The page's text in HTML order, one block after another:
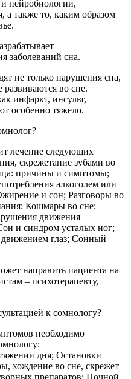
нейробиологии,
также то, каким образом
заболеваний сна.
не только нарушения сна,
развиваются во сне.
инфаркт, инсульт,
особенно тяжело.
лечение следующих
скрежетание зубами во
причины и симптомы;
алкоголем или
и сон; Разговоры во
Кошмары во сне;
движения
и синдром усталых ног;
глаз; Сонный
направить пациента на
– психотерапевту,
к сомнологу?
необходимо
дня; Остановки
хождение во сне, скрежет
препаратов; Ночной